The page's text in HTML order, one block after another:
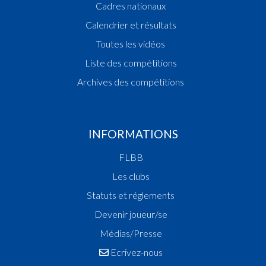
Vainqueur Coupe de Luxembourg
Champion des Filles Scolaires
Champion de Luxembourg
Champion des Fillettes
Vainqueur Coupe de Luxembourg
Champion de Luxembourg
Vainqueur Coupe de Luxembourg
Cadres nationaux
Calendrier et résultats
Toutes les vidéos
Liste des compétitions
Archives des compétitions
INFORMATIONS
FLBB
Les clubs
Statuts et réglements
Devenir joueur/se
Médias/Presse
Ecrivez-nous